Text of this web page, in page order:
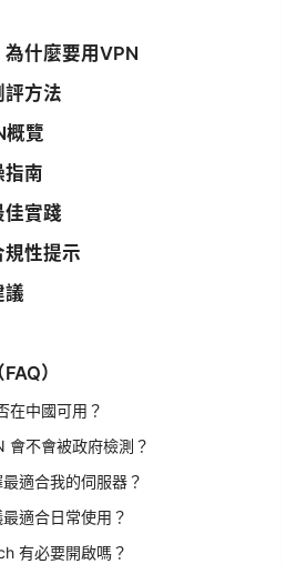
什麼要用VPN
評方法
概覽
指南
佳實踐
規性提示
議
）
在中國可用？
會不會被政府檢測？
適合我的伺服器？
適合日常使用？
有必要開啟嗎？